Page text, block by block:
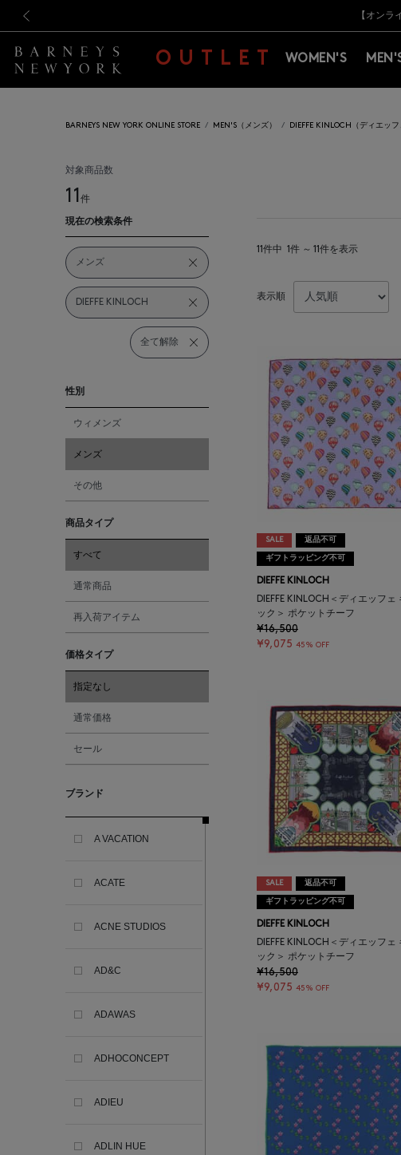
新規登録のお客様も対象！＜MY【オンラ
【
新規登録のお客様も対象！＜MY
OUTLET WOMEN'S
BARNEYS NEW YORK ONLINE STORE MEN'S（メンズ） DIEFFE KINLOCH（ディエッフ
対象商品数
11件
現在の検索条件
メンズ
DIEFFE KINLOCH
全て解除
性別
ウィメンズ
メンズ
その他
商品タイプ
すべて
通常商品
再入荷アイテム
価格タイプ
指定なし
通常価格
セール
ブランド
A VACATION
ACATE
ACNE STUDIOS
AD&C
ADAWAS
ADHOCONCEPT
ADIEU
ADLIN HUE
11件中 1件 ～ 11件を表示
表示順
SALE 返品不可
ギフトラッピング不可
DIEFFE KINLOCH
DIEFFE KINLOCH＜ディエッフェ
ック＞ ポケットチーフ
¥16,500
¥9,075 45% OFF
SALE 返品不可
ギフトラッピング不可
DIEFFE KINLOCH
DIEFFE KINLOCH＜ディエッフェ
ック＞ ポケットチーフ
¥16,500
¥9,075 45% OFF